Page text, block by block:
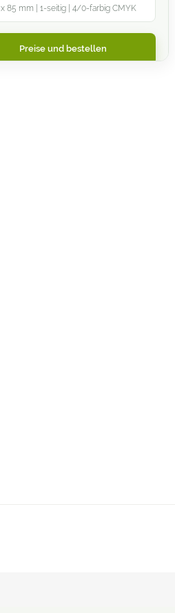
85 mm | 1-seitig | 4/0-farbig CMYK
Preise und bestellen